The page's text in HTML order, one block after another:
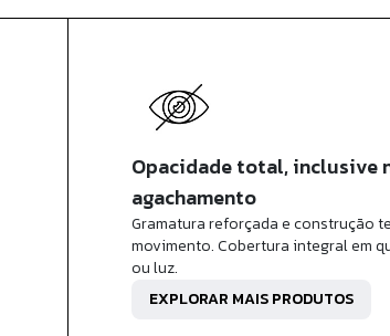
Opacidade total, inclusive
agachamento
Gramatura reforçada e construção
movimento. Cobertura integral em
ou luz.
EXPLORAR MAIS PRODUTOS